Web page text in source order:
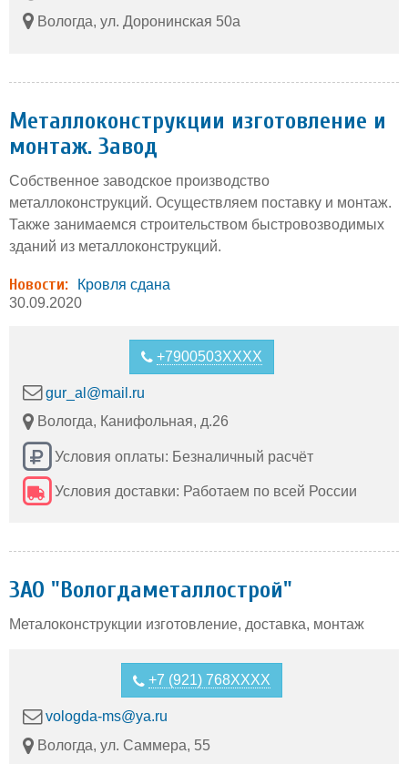
Вологда, ул. Доронинская 50а
Металлоконструкции изготовление и
монтаж. Завод
Собственное заводское производство
металлоконструкций. Осуществляем поставку и монтаж.
Также занимаемся строительством быстровозводимых
зданий из металлоконструкций.
Новости:
Кровля сдана
30.09.2020
+7900503XXXX
gur_al@mail.ru
Вологда, Канифольная, д.26
Условия оплаты: Безналичный расчёт
Условия доставки: Работаем по всей России
ЗАО "Вологдаметаллострой"
Металоконструкции изготовление, доставка, монтаж
+7 (921) 768XXXX
vologda-ms@ya.ru
Вологда, ул. Саммера, 55